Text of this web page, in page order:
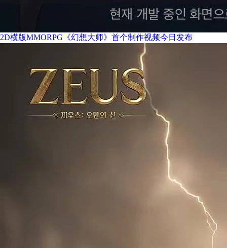
2D横版MMORPG《幻想大师》首个制作视频今日发布